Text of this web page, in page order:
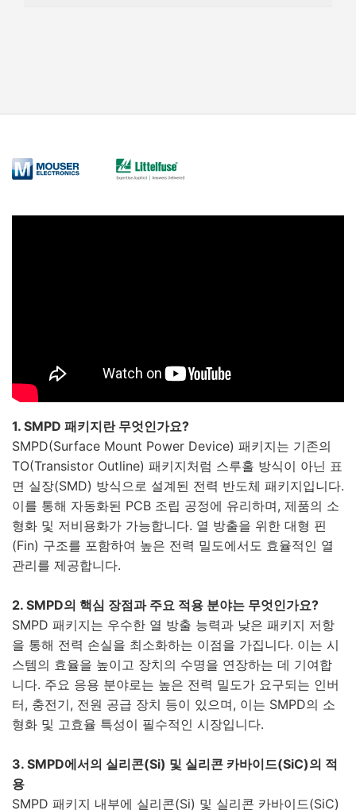
1. SMPD 패키지란 무엇인가요?
SMPD(Surface Mount Power Device) 패키지는 기존의
TO(Transistor Outline) 패키지처럼 스루홀 방식이 아닌 표
면 실장(SMD) 방식으로 설계된 전력 반도체 패키지입니다.
이를 통해 자동화된 PCB 조립 공정에 유리하며, 제품의 소
형화 및 저비용화가 가능합니다. 열 방출을 위한 대형 핀
(Fin) 구조를 포함하여 높은 전력 밀도에서도 효율적인 열
관리를 제공합니다.
2. SMPD의 핵심 장점과 주요 적용 분야는 무엇인가요?
SMPD 패키지는 우수한 열 방출 능력과 낮은 패키지 저항
을 통해 전력 손실을 최소화하는 이점을 가집니다. 이는 시
스템의 효율을 높이고 장치의 수명을 연장하는 데 기여합
니다. 주요 응용 분야로는 높은 전력 밀도가 요구되는 인버
터, 충전기, 전원 공급 장치 등이 있으며, 이는 SMPD의 소
형화 및 고효율 특성이 필수적인 시장입니다.
3. SMPD에서의 실리콘(Si) 및 실리콘 카바이드(SiC)의 적
용
SMPD 패키지 내부에 실리콘(Si) 및 실리콘 카바이드(SiC)